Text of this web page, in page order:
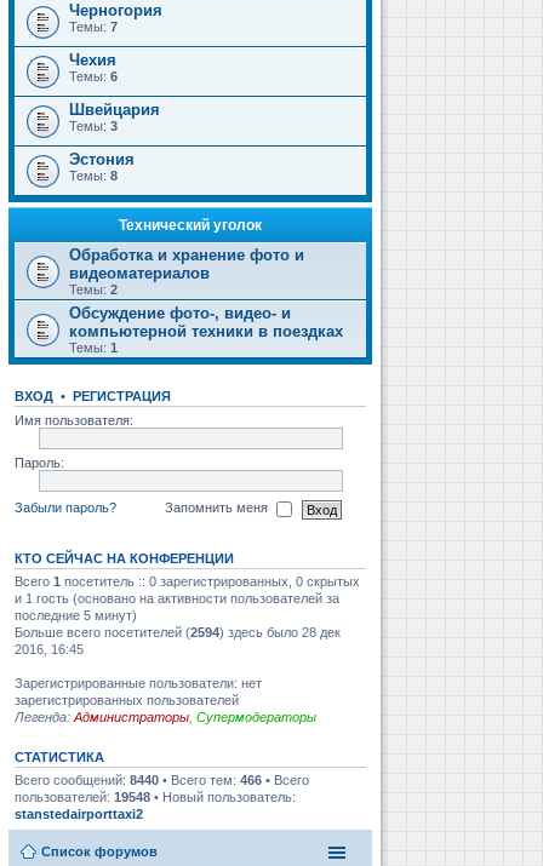
Черногория
Темы: 7
Чехия
Темы: 6
Швейцария
Темы: 3
Эстония
Темы: 8
Технический уголок
Обработка и хранение фото и
видеоматериалов
Темы: 2
Обсуждение фото-, видео- и
компьютерной техники в поездках
Темы: 1
ВХОД • РЕГИСТРАЦИЯ
Имя пользователя:
Пароль:
Забыли пароль? Запомнить меня
КТО СЕЙЧАС НА КОНФЕРЕНЦИИ
Всего 1 посетитель :: 0 зарегистрированных, 0 скрытых
и 1 гость (основано на активности пользователей за
последние 5 минут)
Больше всего посетителей (2594) здесь было 28 дек
2016, 16:45
Зарегистрированные пользователи: нет
зарегистрированных пользователей
Легенда: Администраторы Супермодераторы
СТАТИСТИКА
Всего сообщений: 8440 • Всего тем: 466 • Всего
пользователей: 19548 • Новый пользователь:
stanstedairporttaxi2
Список форумов